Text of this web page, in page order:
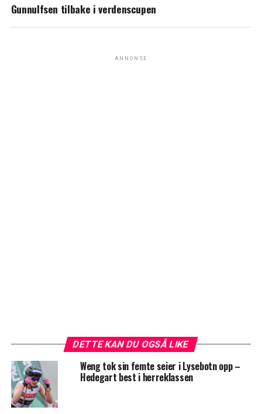
Gunnulfsen tilbake i verdenscupen
ANNONSE
DETTE KAN DU OGSÅ LIKE
Weng tok sin femte seier i Lysebotn opp –
Hedegart best i herreklassen